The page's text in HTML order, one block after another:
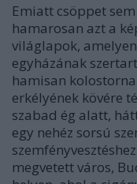
Emiatt csöppet
hamarosan azt a
világlapok, amelyen
egyházának
hamisan
erkélyének kövére
szabad ég alatt,
egy nehéz sorsú
megvetett város,